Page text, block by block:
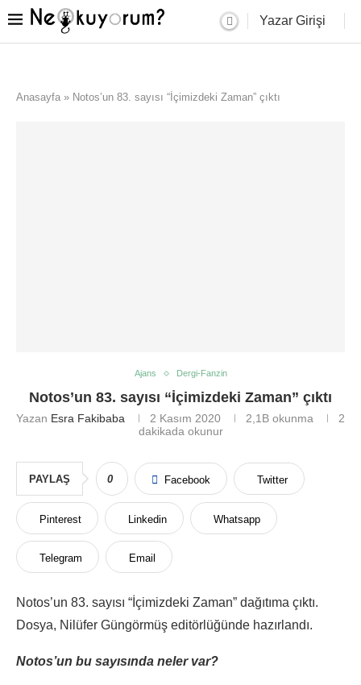
Yazar Girişi
Anasayfa » Notos’un 83. sayısı “İçimizdeki Zaman” çıktı
Ajans Dergi-Fanzin
Notos’un 83. sayısı “İçimizdeki Zaman” çıktı
Yazan Esra Fakibaba 2 Kasım 2020 2,1B okunma
2
dakikada okunur
PAYLAŞ 0 Facebook Twitter
Pinterest Linkedin Whatsapp
Telegram Email
Notos’un 83. sayısı “İçimizdeki Zaman” dağıtıma çıktı.
Dosya, Nilüfer Güngörmüş editörlüğünde hazırlandı.
Notos’un bu sayısında neler var?